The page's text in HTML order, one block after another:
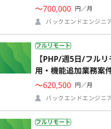
〜700,000 円／月
バックエンドエンジニ
フルリモート
【PHP/週5日/フル
用・機能追加業務案
〜620,500 円／月
バックエンドエンジニ
フルリモート